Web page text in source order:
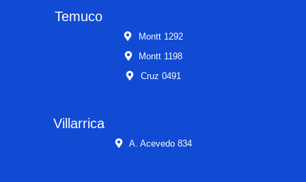
Temuco
Montt 1292
Montt 1198
Cruz 0491
Villarrica
A. Acevedo 834